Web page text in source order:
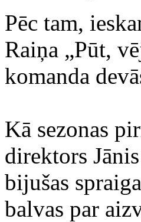
Pēc tam,
Raiņa „Pūt,
komanda
Kā sezonas
direktors
bijušas
balvas par